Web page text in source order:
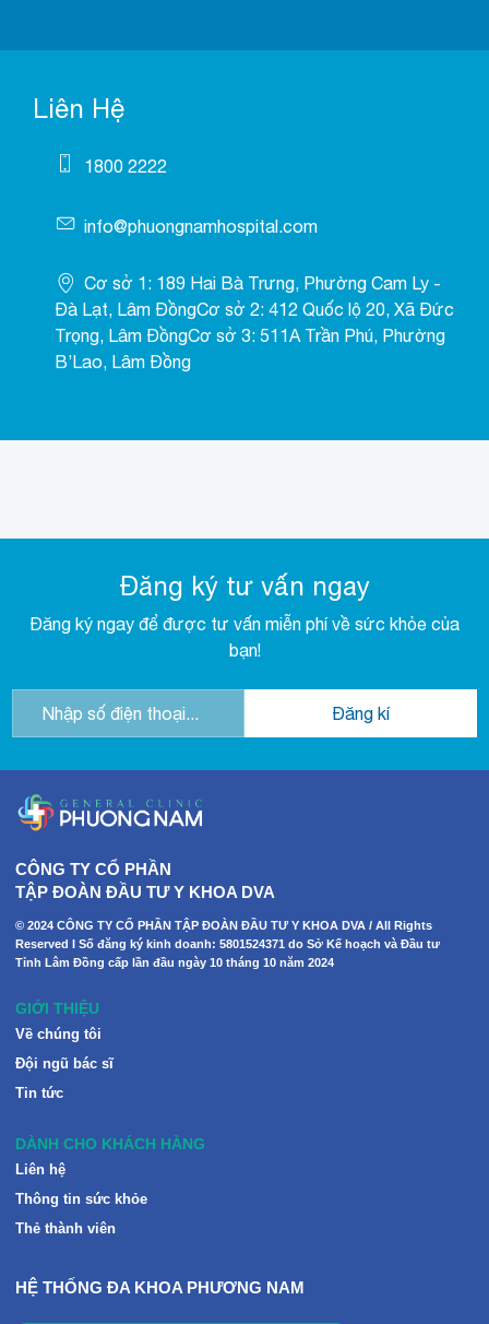
Liên Hệ
1800 2222
info@phuongnamhospital.com
Cơ sở 1: 189 Hai Bà Trưng, Phường Cam Ly -
Đà Lạt, Lâm ĐồngCơ sở 2: 412 Quốc lộ 20, Xã Đức
Trọng, Lâm ĐồngCơ sở 3: 511A Trần Phú, Phường
B’Lao, Lâm Đồng
Đăng ký tư vấn ngay
Đăng ký ngay để được tư vấn miễn phí về sức khỏe của
bạn!
CÔNG TY CỔ PHẦN
TẬP ĐOÀN ĐẦU TƯ Y KHOA DVA
© 2024 CÔNG TY CỔ PHẦN TẬP ĐOÀN ĐẦU TƯ Y KHOA DVA / All Rights
Reserved I Số đăng ký kinh doanh: 5801524371 do Sở Kế hoạch và Đầu tư
Tỉnh Lâm Đồng cấp lần đầu ngày 10 tháng 10 năm 2024
GIỚI THIỆU
Về chúng tôi
Đội ngũ bác sĩ
Tin tức
DÀNH CHO KHÁCH HÀNG
Liên hệ
Thông tin sức khỏe
Thẻ thành viên
HỆ THỐNG ĐA KHOA PHƯƠNG NAM